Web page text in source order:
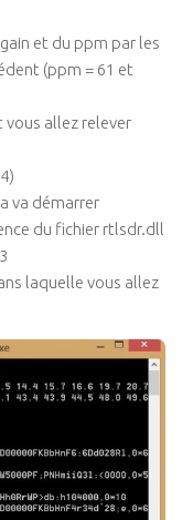
et du ppm par les
(ppm = 61 et
vous allez relever
va démarrer
du fichier rtlsdr.dll
laquelle vous allez